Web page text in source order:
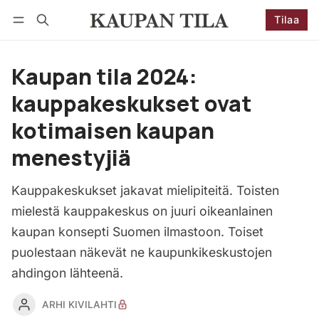
Tilaa
Kaupan tila 2024:
kauppakeskukset ovat
kotimaisen kaupan
menestyjiä
Kauppakeskukset jakavat mielipiteitä. Toisten
mielestä kauppakeskus on juuri oikeanlainen
kaupan konsepti Suomen ilmastoon. Toiset
puolestaan näkevät ne kaupunkikeskustojen
ahdingon lähteenä.
ARHI KIVILAHTI